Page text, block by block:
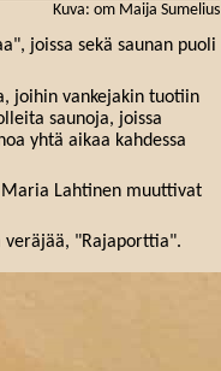
Kuva: om Maija Sumelius
joissa sekä saunan puoli
joihin vankejakin tuotiin
saunoja, joissa
yhtä aikaa kahdessa
Lahtinen muuttivat
veräjää, "Rajaporttia".